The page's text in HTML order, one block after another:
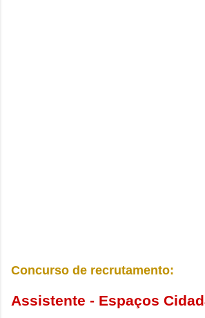
Concurso de recrutamento:
Assistente - Espaços